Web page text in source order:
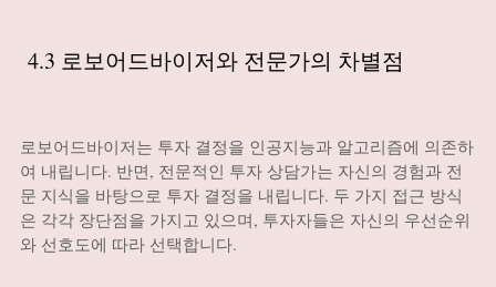
4.3 로보어드바이저와 전문가의 차별점
로보어드바이저는 투자 결정을 인공지능과 알고리즘에 의존하
여 내립니다. 반면, 전문적인 투자 상담가는 자신의 경험과 전
문 지식을 바탕으로 투자 결정을 내립니다. 두 가지 접근 방식
은 각각 장단점을 가지고 있으며, 투자자들은 자신의 우선순위
와 선호도에 따라 선택합니다.